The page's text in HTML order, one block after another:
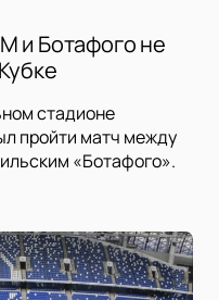
и Ботафого не
стадионе
пройти матч между
«Ботафого».